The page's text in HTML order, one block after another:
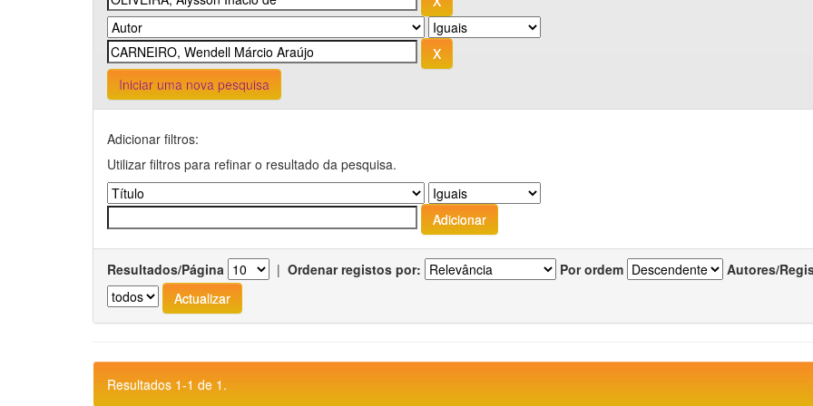
Iniciar uma nova pesquisa
Adicionar filtros:
Utilizar filtros para refinar o resultado da pesquisa.
Resultados/Página | Ordenar registos por: Por ordem Autores/
Resultados 1-1 de 1.